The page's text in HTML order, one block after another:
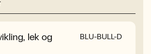
lek og
BLU-BULL-D
og bevegelse
BLU-NHR-D
livssyn
BLU-SRLE-D